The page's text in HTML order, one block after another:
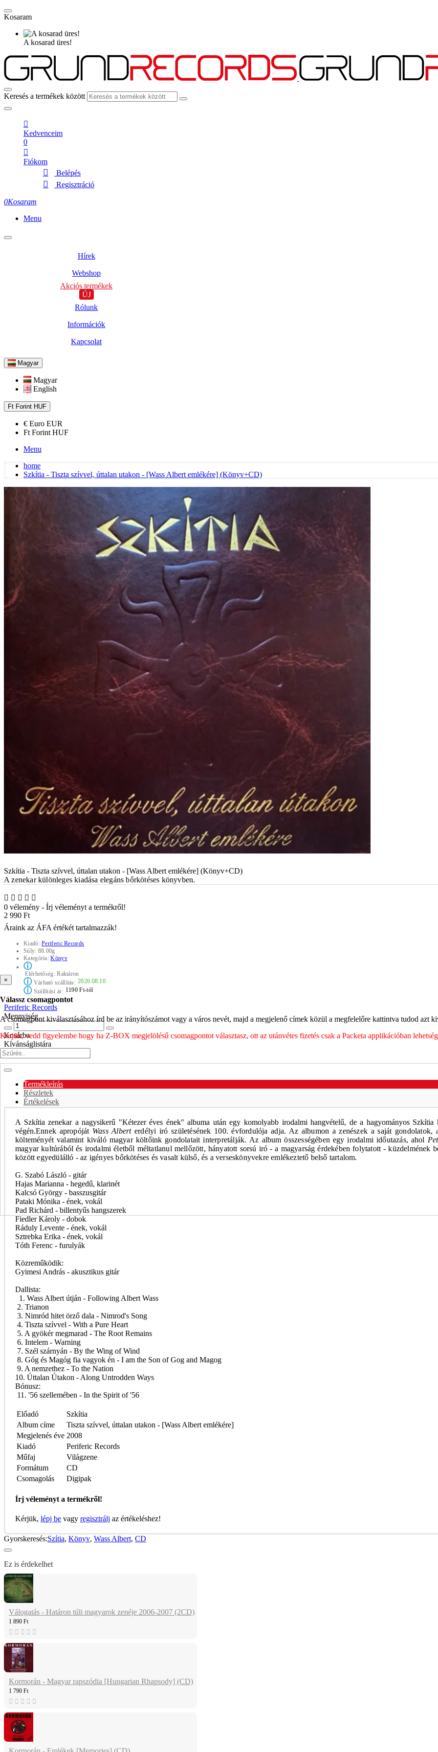
Kosaram
A kosarad üres!
Keresés a termékek között
Kedvenceim
0
Fiókom
Belépés
Regisztráció
0Kosaram
Menu
Hírek
Webshop
Akciós termékek
ÚJ
Rólunk
Információk
Kapcsolat
Magyar
Magyar
English
Ft Forint HUF
€ Euro EUR
Ft Forint HUF
Menu
home
Szkítia - Tiszta szívvel, úttalan utakon - [Wass Albert emlékére] (Könyv+CD)
Szkítia - Tiszta szívvel, úttalan utakon - [Wass Albert emlékére] (Könyv+CD)
A zenekar különleges kiadása elegánsbőrkötéses könyvben.
0 vélemény - Írj véleményt a termékről!
2 990 Ft
Áraink az ÁFA értékét tartalmazzák!
Kiadó:Periferic Records
Súly: 88.00g
Kategória:Könyv
ⓘ
Elérhetőség:Raktáron
ⓘVárható szállítás: 2026.08.10.
ⓘSzállítási ár: 1190 Ft-tól
Periferic Records
Mennyiség
Kosárba
Kívánságlistára
Termékleírás
Részletek
Értékelések
A Szkítiazenekar a nagysikerű "Kétezer éves ének" albuma után egy komolyabb irodalmi hangvételű, de a hagyományos
végén.Ennek apropóját Wass Alberterdélyi iró születésének 100. évfordulója adja. Az albumon a zenészek a saját gondolatok,
költeményét valamint kiváló magyar költőink gondolatait interpretálják. Az album összességében egy irodalmi időutazás, ahol
magyar kultúrából és irodalmi életből méltatlanul mellőzött, hányatott sorsú iró - a magyarság érdekében folytatott - küzdelmének
között egyedülálló - az igényes bőrkötéses és vasalt külső, és a verseskönyvekre emlékeztető belső tartalom.
G. Szabó László - gitár
Hajas Marianna - hegedű, klarinét
Kalcsó György - basszusgitár
Pataki Mónika - ének, vokál
Pad Richárd - billentyűs hangszerek
Fiedler Károly - dobok
Ráduly Levente - ének, vokál
Sztrebka Erika - ének, vokál
Tóth Ferenc - furulyák
Közreműködik:
Gyimesi András - akusztikus gitár
Dallista:
1. Wass Albert útján - Following Albert Wass
2. Trianon
3. Nimród hitet örző dala - Nimrod's Song
4. Tiszta szívvel - With a Pure Heart
5. A gyökér megmarad - The Root Remains
6. Intelem - Warning
7. Szél szárnyán - By the Wing of Wind
8. Góg és Magóg fia vagyok én - I am the Son of Gog and Magog
9. A nemzethez - To the Nation
10. Úttalan Útakon - Along Untrodden Ways
Bónusz:
11. '56 szellemében - In the Spirit of '56
Előadó
Szkítia
Album címe
Tiszta szívvel, úttalan utakon - [Wass Albert emlékére]
Megjelenés éve 2008
Kiadó
Periferic Records
Műfaj
Világzene
Formátum
CD
Csomagolás
Digipak
Írj véleményt a termékről!
Kérjük, lépj be vagy regisztrálj az értékeléshez!
Gyorskeresés:Szítia, Könyv, Wass Albert, CD
Ez is érdekelhet
Válogatás - Határon túli magyarok zenéje 2006-2007 (2CD)
1 890 Ft
Kormorán - Magyar rapszódia [Hungarian Rhapsody] (CD)
1 790 Ft
×
Válassz csomagpontot
A csomagpont kiválasztásához írd be az irányítószámot vagy a város nevét, majd a megjelenő címek közül a megfelelőre kattintva tudod azt
Kérjük, vedd figyelembe hogy ha Z-BOX megjelölésű csomagpontot választasz, ott az utánvétes fizetés csak a Packeta applikációban